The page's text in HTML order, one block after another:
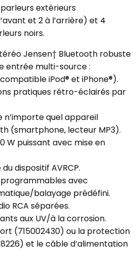
extérieurs
et 2 à l’arrière) et 4
noirs.
Jensen† Bluetooth robuste
entrée multi-source :
iPod® et iPhone®).
pratiques rétro-éclairés par
n’importe quel appareil
(smartphone, lecteur MP3).
W puissant avec mise en
dispositif AVRCP.
programmables avec
balayage prédéfini.
RCA séparées.
aux UV/à la corrosion.
(715002430) ou la protection
et le câble d’alimentation